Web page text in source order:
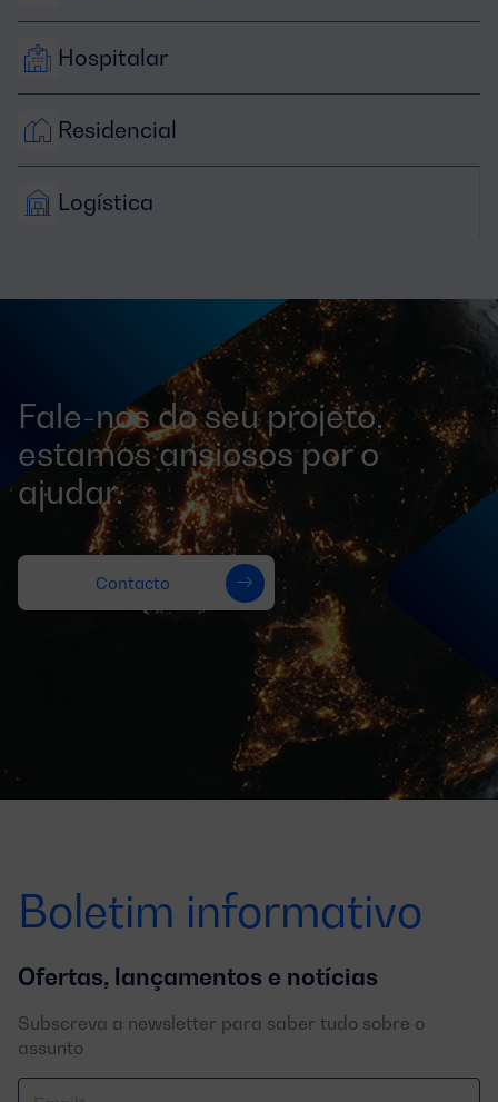
Hospitalar
Residencial
Logística
Fale-nos do seu projeto,
estamos ansiosos por o
ajudar.
Contacto
Boletim informativo
Ofertas, lançamentos e notícias
Subscreva a newsletter para saber tudo sobre o
assunto